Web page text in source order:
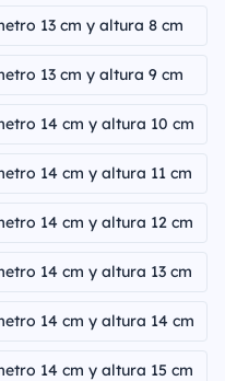
13 cm y altura 8 cm
13 cm y altura 9 cm
14 cm y altura 10 cm
14 cm y altura 11 cm
14 cm y altura 12 cm
14 cm y altura 13 cm
14 cm y altura 14 cm
14 cm y altura 15 cm